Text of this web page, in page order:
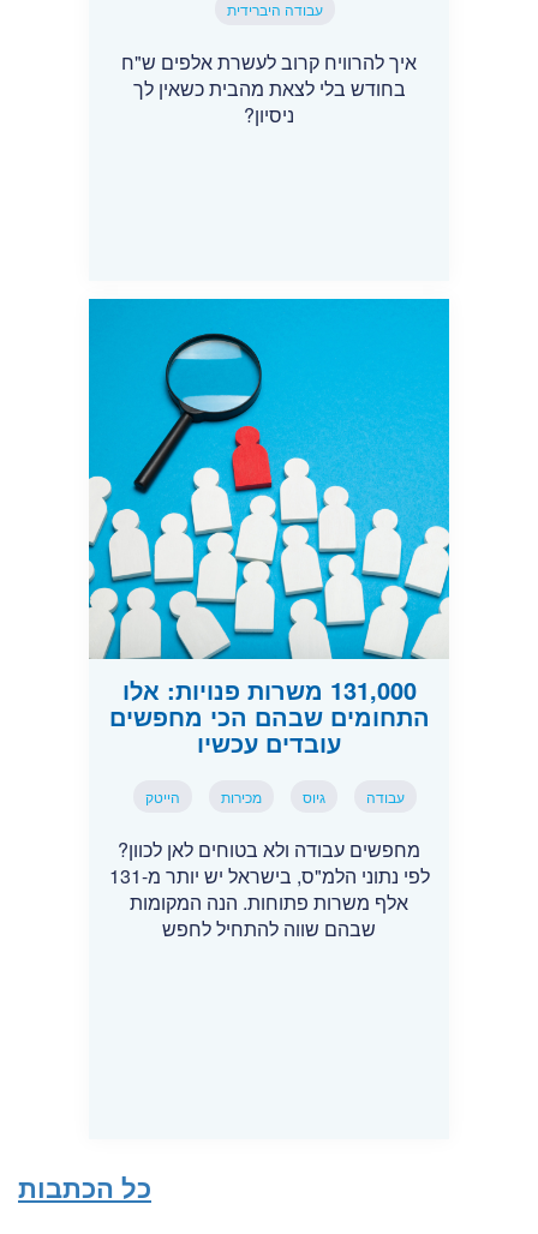
עבודה היברידית
איך להרוויח קרוב לעשרת אלפים ש"ח
בחודש בלי לצאת מהבית כשאין לך
ניסיון?
131,000 משרות פנויות: אלו
התחומים שבהם הכי מחפשים
עובדים עכשיו
עבודה גיוס מכירות הייטק
מחפשים עבודה ולא בטוחים לאן לכוון?
לפי נתוני הלמ"ס, בישראל יש יותר מ-131
אלף משרות פתוחות. הנה המקומות
שבהם שווה להתחיל לחפש
כל הכתבות